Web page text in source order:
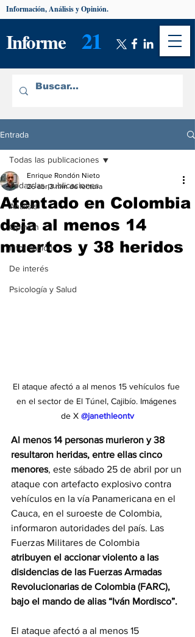
Informe 21
Información, Análisis y Opinión.
Entrada
Todas las publicaciones
Análisis
Opinión
Información
De interés
Psicología y Salud
Todas las publicaciones
Atentado en Colombia
deja al menos 14
muertos y 38 heridos
Enrique Rondón Nieto
26 abr 3 min de lectura
El ataque afectó a al menos 15 vehículos fue
en el sector de El Túnel, Cajibío. Imágenes
de X @janethleontv
Al menos 14 personas murieron y 38
resultaron heridas, entre ellas cinco
menores, este sábado 25 de abril por un
ataque con artefacto explosivo contra
vehículos en la vía Panamericana en el
Cauca, en el suroeste de Colombia,
informaron autoridades del país. Las
Fuerzas Militares de Colombia
atribuyen el accionar violento a las
disidencias de las Fuerzas Armadas
Revolucionarias de Colombia (FARC),
bajo el mando de alias “Iván Mordisco”.
El ataque afectó a al menos 15